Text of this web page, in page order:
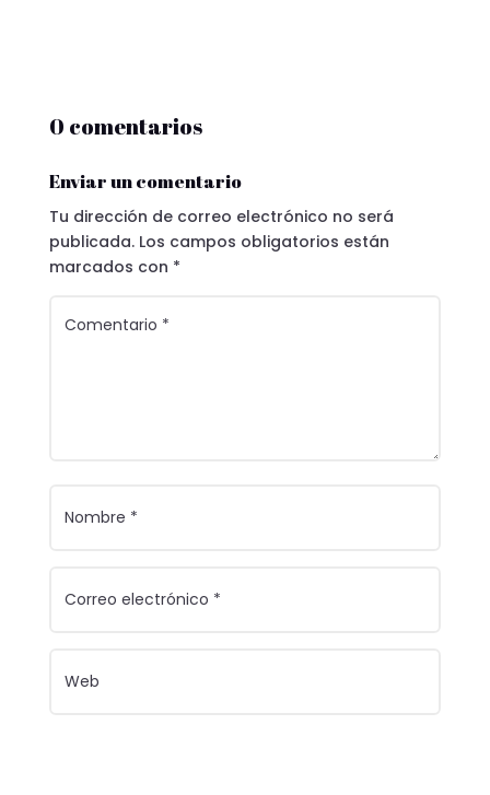
0 comentarios
Enviar un comentario
Tu dirección de correo electrónico no será
publicada. Los campos obligatorios están
marcados con *